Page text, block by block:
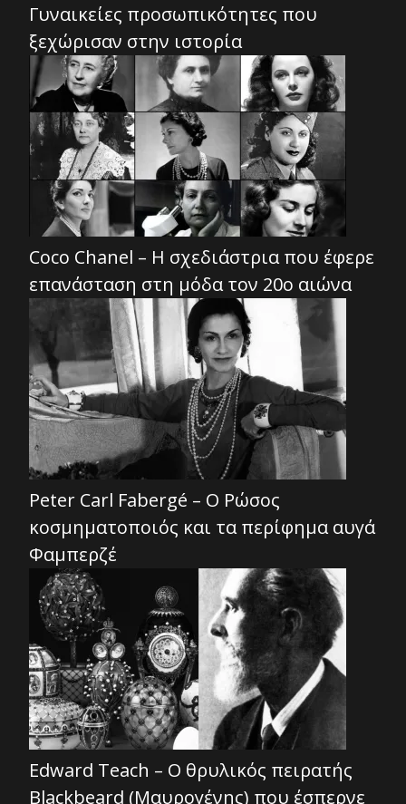
Γυναικείες προσωπικότητες που
ξεχώρισαν στην ιστορία
Coco Chanel – Η σχεδιάστρια που έφερε
επανάσταση στη μόδα τον 20ο αιώνα
Peter Carl Fabergé – Ο Ρώσος
κοσμηματοποιός και τα περίφημα αυγά
Φαμπερζέ
Edward Teach – Ο θρυλικός πειρατής
Blackbeard (Μαυρογένης) που έσπερνε